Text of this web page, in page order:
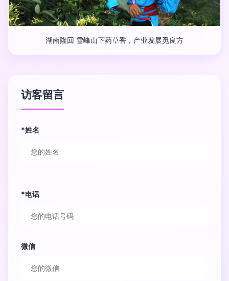
湖南隆回 雪峰山下药草香，产业发展觅良方
访客留言
*姓名
*电话
微信